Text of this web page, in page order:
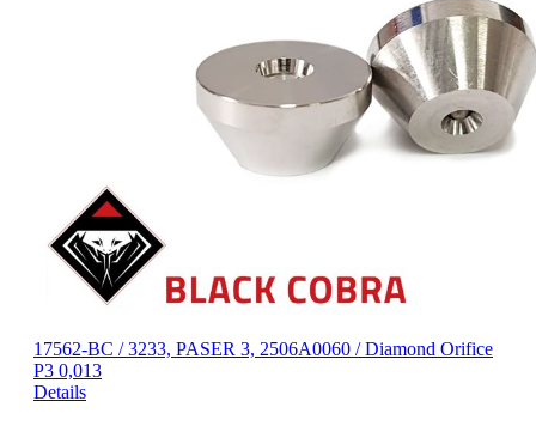
17562-BC / 3233, PASER 3, 2506A0060 / Diamond Orifice
P3 0,013
Details